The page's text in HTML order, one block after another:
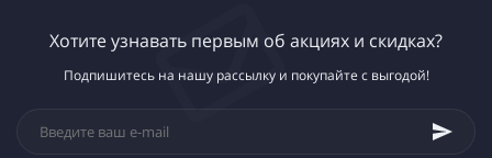
Хотите узнавать первым об акциях и скидках?
Подпишитесь на нашу рассылку и покупайте с выгодой!